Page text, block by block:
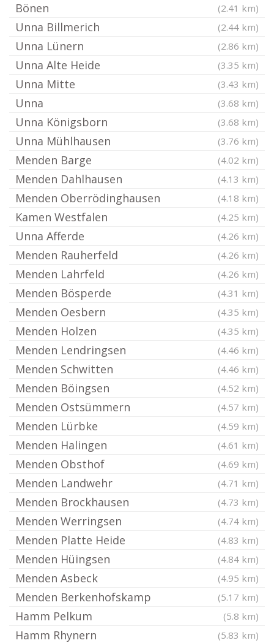
Bönen (2.41 km)
Unna Billmerich (2.44 km)
Unna Lünern (2.86 km)
Unna Alte Heide (3.35 km)
Unna Mitte (3.43 km)
Unna (3.68 km)
Unna Königsborn (3.68 km)
Unna Mühlhausen (3.76 km)
Menden Barge (4.02 km)
Menden Dahlhausen (4.13 km)
Menden Oberrödinghausen (4.18 km)
Kamen Westfalen (4.25 km)
Unna Afferde (4.26 km)
Menden Rauherfeld (4.26 km)
Menden Lahrfeld (4.26 km)
Menden Bösperde (4.31 km)
Menden Oesbern (4.35 km)
Menden Holzen (4.35 km)
Menden Lendringsen (4.46 km)
Menden Schwitten (4.46 km)
Menden Böingsen (4.52 km)
Menden Ostsümmern (4.57 km)
Menden Lürbke (4.59 km)
Menden Halingen (4.61 km)
Menden Obsthof (4.69 km)
Menden Landwehr (4.71 km)
Menden Brockhausen (4.73 km)
Menden Werringsen (4.74 km)
Menden Platte Heide (4.83 km)
Menden Hüingsen (4.84 km)
Menden Asbeck (4.95 km)
Menden Berkenhofskamp (5.17 km)
Hamm Pelkum (5.8 km)
Hamm Rhynern (5.83 km)